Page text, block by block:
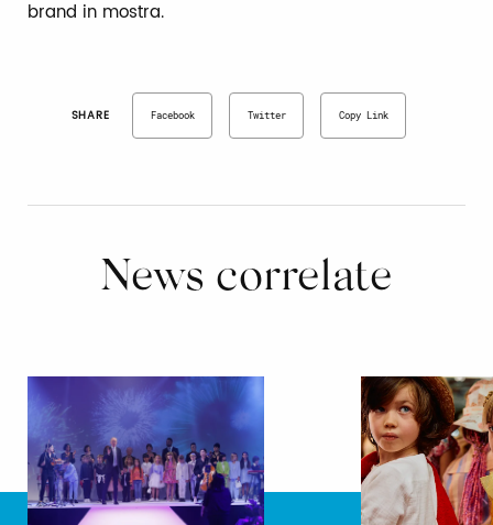
brand in mostra.
SHARE Facebook Twitter Copy Link
News correlate